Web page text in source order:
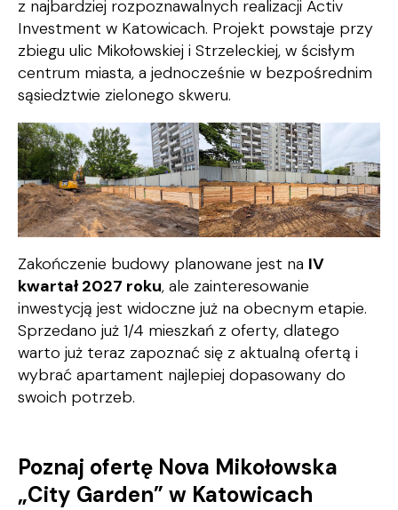
z najbardziej rozpoznawalnych realizacji Activ
Investment w Katowicach. Projekt powstaje przy
zbiegu ulic Mikołowskiej i Strzeleckiej, w ścisłym
centrum miasta, a jednocześnie w bezpośrednim
sąsiedztwie zielonego skweru.
Zakończenie budowy planowane jest na IV
kwartał 2027 roku, ale zainteresowanie
inwestycją jest widoczne już na obecnym etapie.
Sprzedano już 1/4 mieszkań z oferty, dlatego
warto już teraz zapoznać się z aktualną ofertą i
wybrać apartament najlepiej dopasowany do
swoich potrzeb.
Poznaj ofertę Nova Mikołowska
„City Garden” w Katowicach